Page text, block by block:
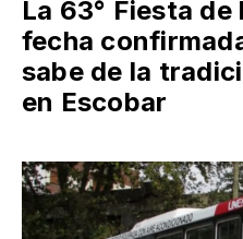
La 63° Fiesta
fecha
sabe de la
en Escobar